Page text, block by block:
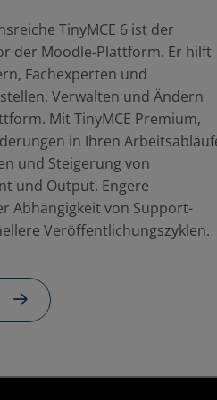
TinyMCE 6 ist der
der Moodle-Plattform. Er hilft
Fachexperten und
Verwalten und Ändern
Mit TinyMCE Premium,
in Ihren
und Steigerung von
und Output. Engere
Abhängigkeit von Support-
Veröffentlichungszyklen.